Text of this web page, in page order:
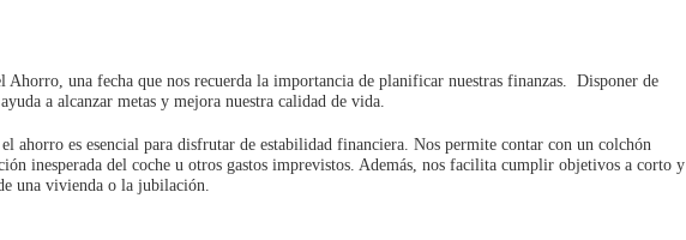
una fecha que nos recuerda la importancia de planificar nuestras finanzas. Disponer de
a alcanzar metas y mejora nuestra calidad de vida.
ahorro es esencial para disfrutar de estabilidad financiera. Nos permite contar con un colchón
inesperada del coche u otros gastos imprevistos. Además, nos facilita cumplir objetivos a corto y
una vivienda o la jubilación.